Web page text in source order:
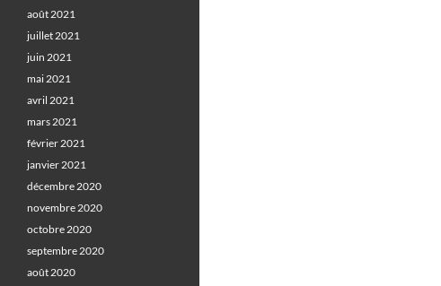
août 2021
juillet 2021
juin 2021
mai 2021
avril 2021
mars 2021
février 2021
janvier 2021
décembre 2020
novembre 2020
octobre 2020
septembre 2020
août 2020